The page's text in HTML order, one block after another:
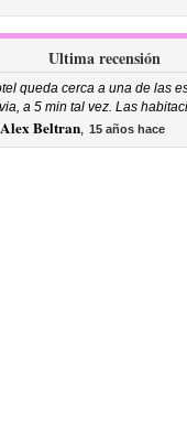
Ultima recensión
queda cerca a una de las
a 5 min tal vez. Las
Alex Beltran, 15 años hace